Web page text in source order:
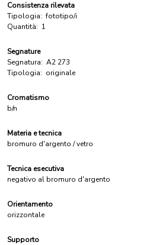
Consistenza rilevata
Tipologia: fototipo/i
Quantità: 1
Segnature
Segnatura: A2 273
Tipologia: originale
Cromatismo
b/n
Materia e tecnica
bromuro d'argento / vetro
Tecnica esecutiva
negativo al bromuro d'argento
Orientamento
orizzontale
Supporto